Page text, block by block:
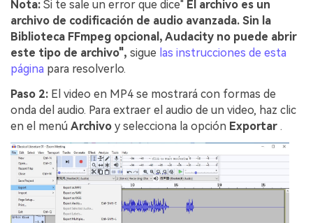
Nota: Si te sale un error que dice" El archivo es un
archivo de codificación de audio avanzada. Sin la
Biblioteca FFmpeg opcional, Audacity no puede abrir
este tipo de archivo", sigue las instrucciones de esta
página para resolverlo.
Paso 2: El video en MP4 se mostrará con formas de
onda del audio. Para extraer el audio de un video, haz clic
en el menú Archivo y selecciona la opción Exportar .